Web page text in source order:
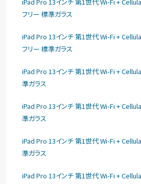
フリー 標準ガラス
iPad Pro 13インチ 第1世代 Wi-Fi +
フリー 標準ガラス
iPad Pro 13インチ 第1世代 Wi-Fi +
準ガラス
iPad Pro 13インチ 第1世代 Wi-Fi +
準ガラス
iPad Pro 13インチ 第1世代 Wi-Fi +
準ガラス
iPad Pro 13インチ 第1世代 Wi-Fi +